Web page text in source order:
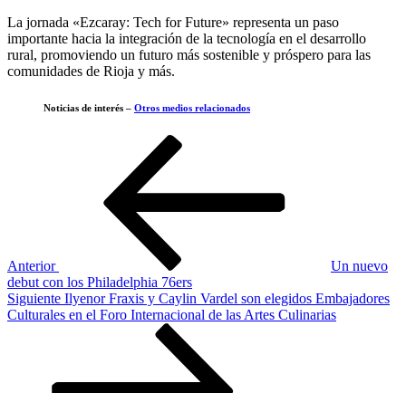
La jornada «Ezcaray: Tech for Future» representa un paso
importante hacia la integración de la tecnología en el desarrollo
rural, promoviendo un futuro más sostenible y próspero para las
comunidades de Rioja y más.
Noticias de interés – Otros medios relacionados
Anterior
Un nuevo
debut con los Philadelphia 76ers
Siguiente
entrada
Siguiente Ilyenor Fraxis y Caylin Vardel son elegidos Embajadores
Culturales en el Foro Internacional de las Artes Culinarias